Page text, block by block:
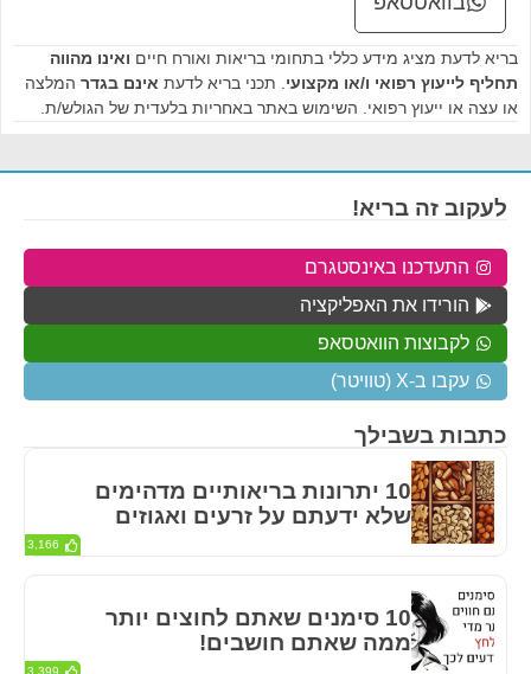
בריא לדעת מציג מידע כללי בתחומי בריאות ואורח חיים ואינו מהווה
תחליף לייעוץ רפואי ו/או מקצועי . תכני בריא לדעת אינם בגדר המלצה
או עצה או ייעוץ רפואי. השימוש באתר באחריות בלעדית של הגולש/ת.
כתבות בשבילך
10 יתרונות בריאותיים מדהימים
שלא ידעתם על זרעים ואגוזים
3,166
10 סימנים שאתם לחוצים יותר
ממה שאתם חושבים!
3,399
לעקוב זה בריא!
התעדכנו באינסטגרם
הורידו את האפליקציה
לקבוצות הוואטסאפ
עקבו ב-X (טוויטר)